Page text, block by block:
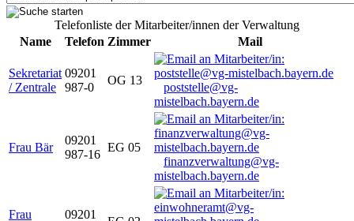
Telefonliste der Mitarbeiter/innen der Verwaltung
Name
Telefon Zimmer Mail
Sekretariat
/ Zentrale
09201
987-0
OG 13
poststelle@vg-
mistelbach.bayern.de
Frau Bär
09201
987-16
EG 05
finanzverwaltung@vg-
mistelbach.bayern.de
Frau
09201